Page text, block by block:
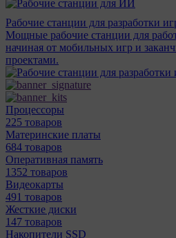
Рабочие станции для разработки
Мощные рабочие станции для
начиная от мобильных игр и
проектами.
Процессоры
225 товаров
Материнcкие платы
684 товаров
Оперативная память
1352 товаров
Видеокарты
491 товаров
Жесткие диски
147 товаров
Накопители SSD